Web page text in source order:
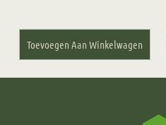
Toevoegen Aan Winkelwagen